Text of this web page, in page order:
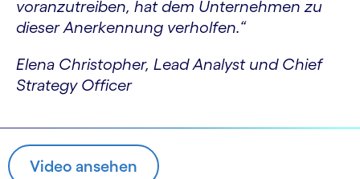
voranzutreiben, hat dem Unternehmen zu
dieser Anerkennung verholfen.“
Elena Christopher, Lead Analyst und Chief
Strategy Officer
Video ansehen